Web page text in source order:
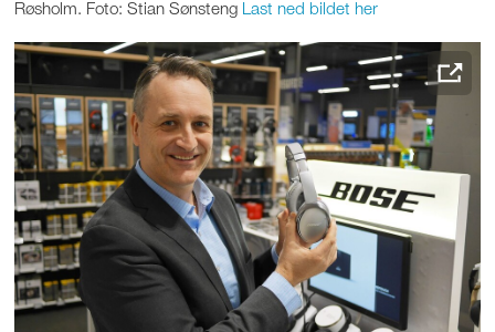
Røsholm. Foto: Stian Sønsteng Last ned bildet her